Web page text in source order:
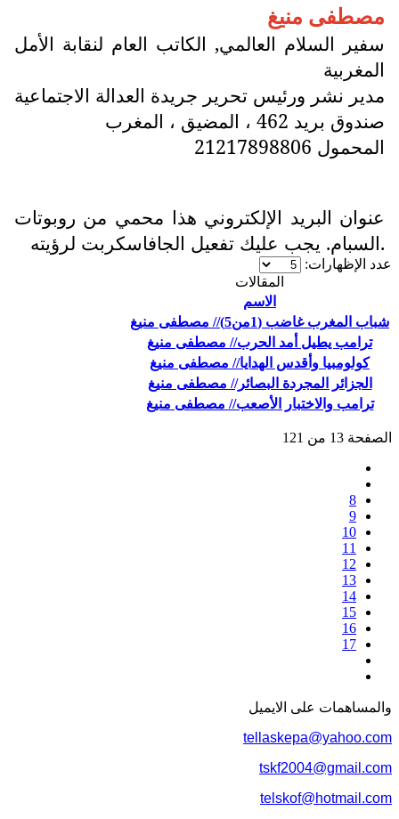
مصطفى منيغ
سفير السلام العالمي, الكاتب العام لنقابة الأمل
المغربية
مدير نشر ورئيس تحرير جريدة العدالة الاجتماعية
صندوق بريد 462 ، المضيق ، المغرب
المحمول 21217898806
عنوان البريد الإلكتروني هذا محمي من روبوتات
السبام. يجب عليك تفعيل الجافاسكربت لرؤيته.
عدد الإظهارات:
المقالات
الاسم
شباب المغرب غاضب (1من5)// مصطفى منيغ
ترامب يطيل أمد الحرب// مصطفى منيغ
كولومبيا وأقدس الهدايا// مصطفى منيغ
الجزائر المجردة البصائر// مصطفى منيغ
ترامب والاختبار الأصعب// مصطفى منيغ
الصفحة 13 من 121
8
9
10
11
12
13
14
15
16
17
والمساهمات علی الایمیل
tellaskepa@yahoo.com
tskf2004@gmail.com
telskof@hotmail.com